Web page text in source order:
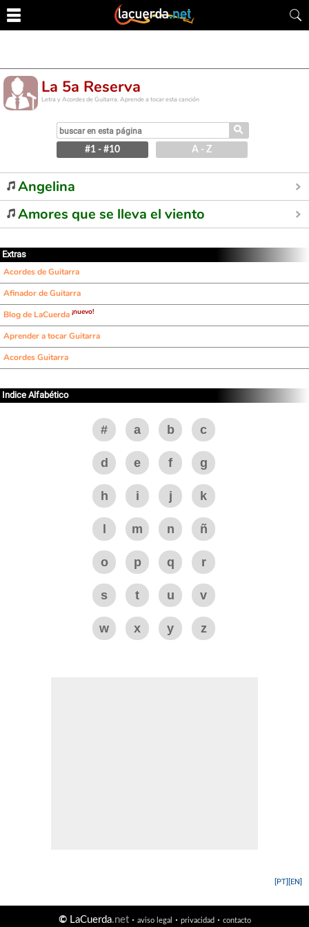
La 5a Reserva
Letra y Acordes de Guitarra. Aprende a tocar esta canción
⚲
#1 - #10 A - Z
Angelina
Amores que se lleva el viento
Extras
Acordes de Guitarra
Afinador de Guitarra
Blog de LaCuerda ¡nuevo!
Aprender a tocar Guitarra
Acordes Guitarra
Indice Alfabético
# a b c
d e f g
h i j k
m n ñ
o p q r
s t u v
w x y z
[EN]
[PT]
©LaCuerda.net· aviso legal · privacidad· contacto